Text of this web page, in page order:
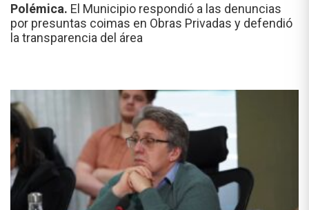
Polémica. El Municipio respondió a las denuncias
por presuntas coimas en Obras Privadas y defendió
la transparencia del área